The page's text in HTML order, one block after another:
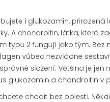
i glukozamin, přirozená
A chondroitin, látka, která
typu 2 fungují jako tým. Bez
vůbec nezvládne
složení. Většina je
glukozamin a chondroitin v
chodit bez bolesti.